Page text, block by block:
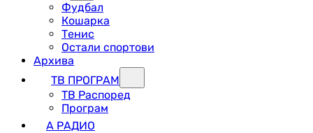
Фудбал
Кошарка
Тенис
Остали спортови
Архива
ТВ ПРОГРАМ
ТВ Распоред
Програм
А РАДИО